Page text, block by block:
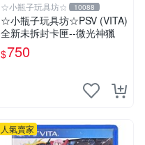
☆小瓶子玩具坊☆ 10088
☆小瓶子玩具坊☆PSV (VITA)
全新未拆封卡匣--微光神獵
$750
人氣賣家